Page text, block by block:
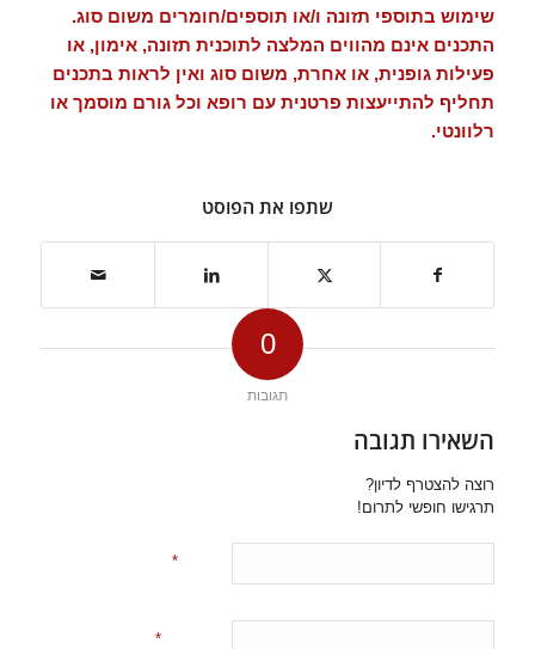
שימוש בתוספי תזונה ו/או תוספים/חומרים משום סוג.
התכנים אינם מהווים המלצה לתוכנית תזונה, אימון, או
פעילות גופנית, או אחרת, משום סוג ואין לראות בתכנים
תחליף להתייעצות פרטנית עם רופא וכל גורם מוסמך או
רלוונטי.
שתפו את הפוסט
0
תגובות
השאירו תגובה
רוצה להצטרף לדיון?
תרגישו חופשי לתרום!
*
*